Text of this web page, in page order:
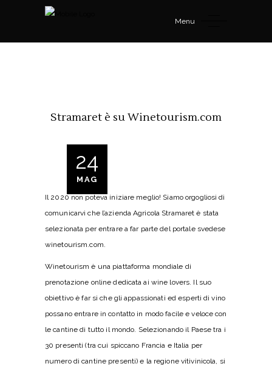
Menu
Stramaret è su Winetourism.com
24
MAG
Il 2020 non poteva iniziare meglio! Siamo orgogliosi di
comunicarvi che l’azienda Agricola Stramaret è stata
selezionata per entrare a far parte del portale svedese
winetourism.com.
Winetourism è una piattaforma mondiale di
prenotazione online dedicata ai wine lovers. Il suo
obiettivo è far si che gli appassionati ed esperti di vino
possano entrare in contatto in modo facile e veloce con
le cantine di tutto il mondo. Selezionando il Paese tra i
30 presenti (tra cui spiccano Francia e Italia per
numero di cantine presenti) e la regione vitivinicola, si